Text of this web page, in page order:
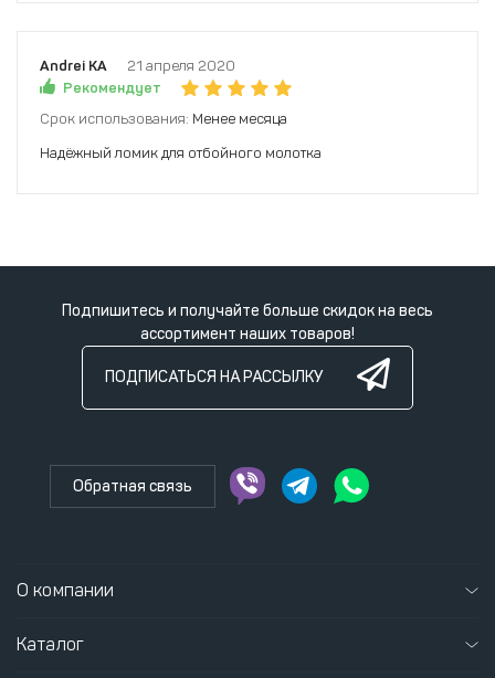
Andrei KA
21 апреля 2020
Рекомендует
Срок использования: Менее месяца
Надёжный ломик для отбойного молотка
Подпишитесь и получайте больше скидок на весь
ассортимент наших товаров!
ПОДПИСАТЬСЯ НА РАССЫЛКУ
Обратная связь
О компании
Каталог